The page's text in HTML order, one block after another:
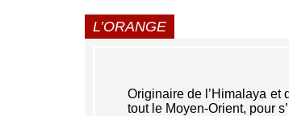
L’ORANGE
Originaire de l’Himalaya et
tout le Moyen-Orient, pour